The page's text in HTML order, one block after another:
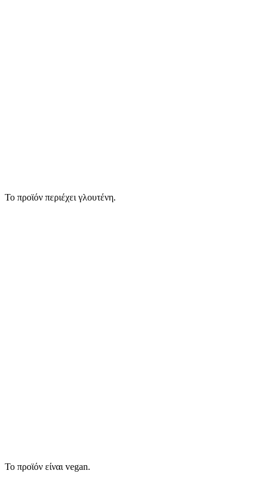
Το προϊόν περιέχει γλουτένη.
Το προϊόν είναι vegan.